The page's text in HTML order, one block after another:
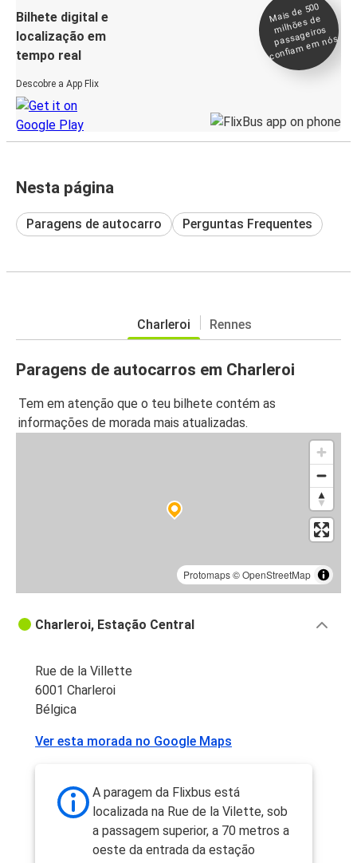
Bilhete digital e
localização em
tempo real
Descobre a App Flix
Mais de 500
milhões de
passageiros
confia
m e
m nós
Nesta página
Paragens de autocarro Perguntas Frequentes
Charleroi Rennes
Paragens de autocarros em Charleroi
Tem em atenção que o teu bilhete contém as
informações de morada mais atualizadas.
Protomaps©OpenStreetMap
Charleroi, Estação Central
Rue de la Villette
6001 Charleroi
Bélgica
Ver esta morada no Google Maps
A paragem da Flixbus está
localizada na Rue de la Vilette, sob
a passagem superior, a 70 metros a
oeste da entrada da estação